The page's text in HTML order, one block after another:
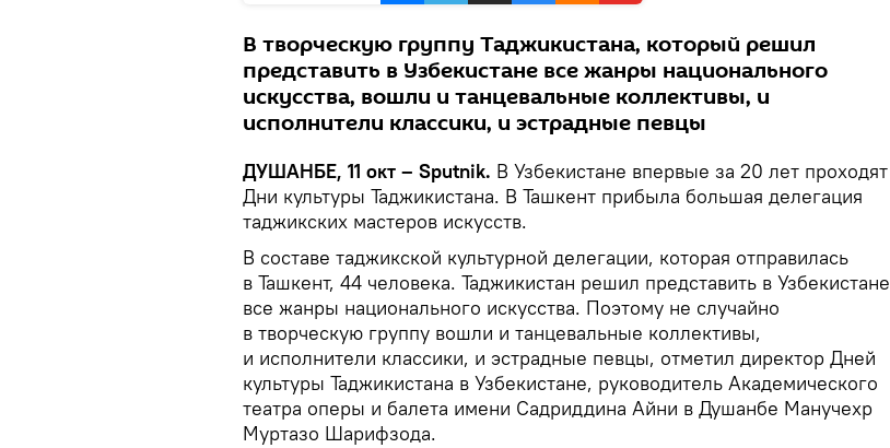
В творческую группу Таджикистана, который решил
представить в Узбекистане все жанры национального
искусства, вошли и танцевальные коллективы, и
исполнители классики, и эстрадные певцы
ДУШАНБЕ, 11 окт – Sputnik. В Узбекистане впервые за 20 лет проходят
Дни культуры Таджикистана. В Ташкент прибыла большая делегация
таджикских мастеров искусств.
В составе таджикской культурной делегации, которая отправилась
в Ташкент, 44 человека. Таджикистан решил представить в Узбекистане
все жанры национального искусства. Поэтому не случайно
в творческую группу вошли и танцевальные коллективы,
и исполнители классики, и эстрадные певцы, отметил директор Дней
культуры Таджикистана в Узбекистане, руководитель Академического
театра оперы и балета имени Садриддина Айни в Душанбе Манучехр
Муртазо Шарифзода.